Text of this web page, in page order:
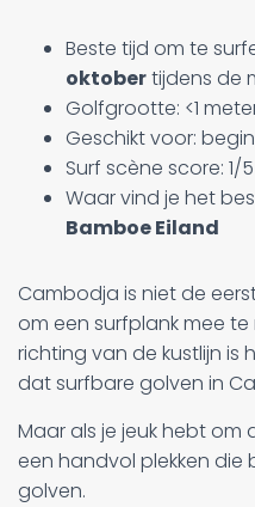
Beste tijd om te
oktobertijdens de
Golfgrootte: <1
Geschikt voor:
Surf scène score: 1/5
Waar vind je het
Bamboe Eiland
Cambodja is niet de
om een surfplank mee
richting van de kustlijn is
dat surfbare golven in
Maar als je jeuk hebt
een handvol plekken die
golven.